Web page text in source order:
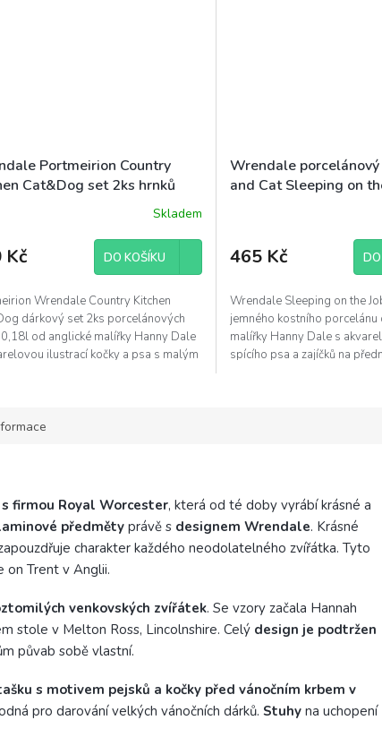
Portmeirion Country
Cat&Dog set 2ks hrnků
s táckem 21x14cm kočka/pes
Skladem
Kč DO KOŠÍKU
Wrendale Country Kitchen
dárkový set 2ks porcelánových
od anglické malířky Hanny Dale
ilustrací kočky a psa s malým
Wrendale
and Cat Sleeping on
465 Kč
Wrendale Sleeping on the
jemného kostního porcelánu
malířky Hanny Dale s
spícího psa a zajíčků na
firmou Royal Worcester, která od té doby vyrábí krásné a
předměty právě s designem Wrendale. Krásné
charakter každého neodolatelného zvířátka. Tyto
on Trent v Anglii.
venkovských zvířátek. Se vzory začala Hannah
stole v Melton Ross, Lincolnshire. Celý design je podtržen
půvab sobě vlastní.
s motivem pejsků a kočky před vánočním krbem v
pro darování velkých vánočních dárků. Stuhy na uchopení